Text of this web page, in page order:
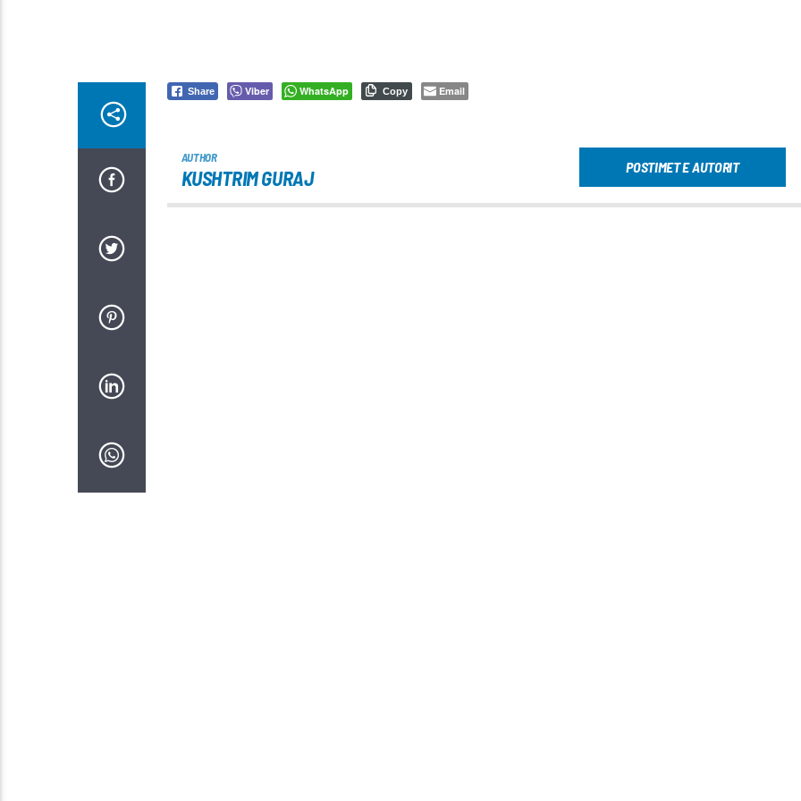
Share Viber WhatsApp Copy Email
AUTHOR
KUSHTRIM GURAJ POSTIMET E AUTORIT